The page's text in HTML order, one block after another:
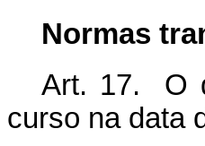
Normas
Art. 17. O
curso na data